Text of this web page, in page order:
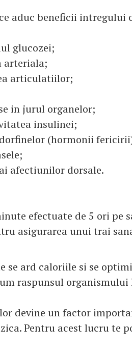
aduc beneficii intregului
glucozei;
arteriala;
articulatiilor;
in jurul organelor;
insulinei;
(hormonii
afectiunilor dorsale.
efectuate de 5 ori pe
asigurarea unui trai
se ard caloriile si se
raspunsul organismului
devine un factor
Pentru acest lucru te